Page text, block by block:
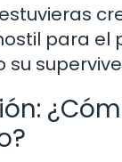
para el
su